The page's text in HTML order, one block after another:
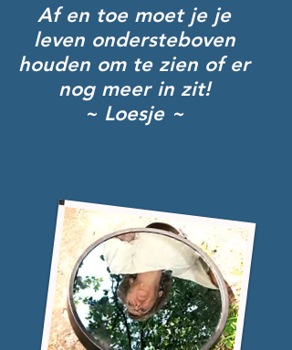
Af en toe moet je je
leven ondersteboven
houden om te zien of er
nog meer in zit!
~ Loesje ~